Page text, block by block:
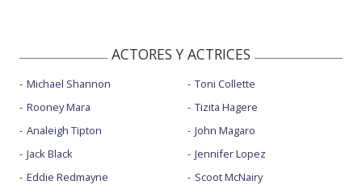
ACTORES Y ACTRICES
Michael Shannon
Rooney Mara
Analeigh Tipton
Jack Black
Eddie Redmayne
Toni Collette
Tizita Hagere
John Magaro
Jennifer Lopez
Scoot McNairy